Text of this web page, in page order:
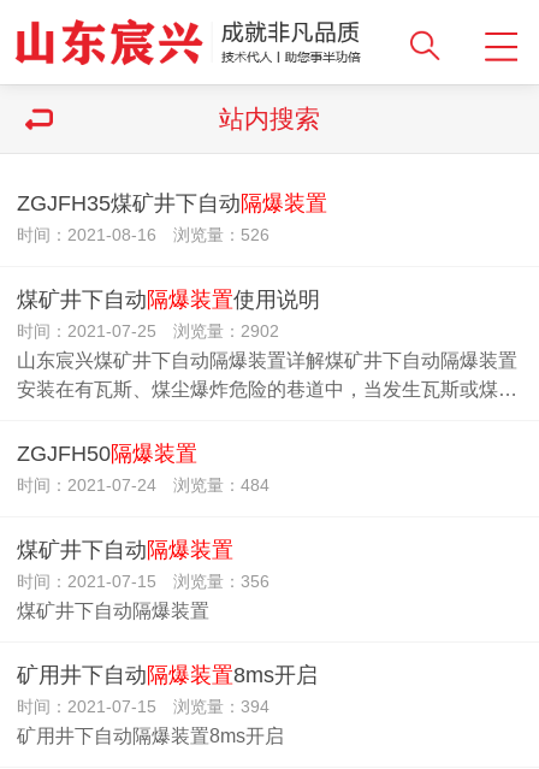
站内搜索
ZGJFH35煤矿井下自动 隔爆装置
时间：2021-08-16 浏览量：526
煤矿井下自动 隔爆装置使用说明
时间：2021-07-25 浏览量：2902
山东宸兴煤矿井下自动隔爆装置详解煤矿井下自动隔爆装置
安装在有瓦斯、煤尘爆炸危险的巷道中，当发生瓦斯或煤…
ZGJFH50隔爆装置
时间：2021-07-24 浏览量：484
煤矿井下自动 隔爆装置
时间：2021-07-15 浏览量：356
煤矿井下自动隔爆装置
矿用井下自动 隔爆装置8ms开启
时间：2021-07-15 浏览量：394
矿用井下自动隔爆装置8ms开启